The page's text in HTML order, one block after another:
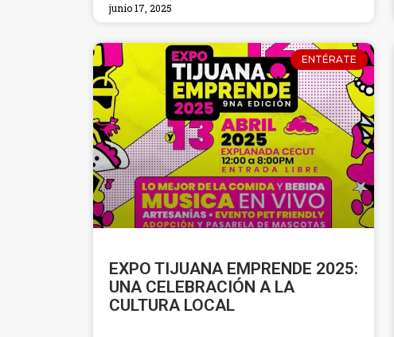
junio 17, 2025
ENTÉRATE
EXPO TIJUANA EMPRENDE 2025:
UNA CELEBRACIÓN A LA
CULTURA LOCAL